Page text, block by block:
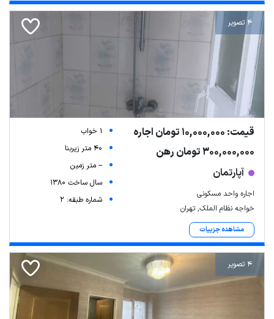
4 تصویر
قیمت: 10,000,000 تومان اجاره
300,000,000 تومان رهن
آپارتمان
اجاره واحد مسکونی
خواجه نظام الملک, تهران
مشاهده جزییات
1 خواب
40 متر زیربنا
-- متر زمین
سال ساخت 1380
شماره طبقه: 2
4 تصویر